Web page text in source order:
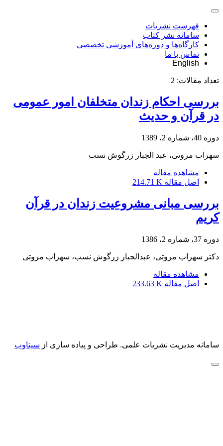
فهرست نشریات
سامانه نشر کتاب
کارگاه‌ها و دوره‌های آموزشی تخصصی
تماس با ما
English
تعداد مقالات: 2
بررسی احکام زندان متخلفان امور عمومی
در قرآن و حدیث
دوره 40، شماره 2، 1389
سهراب مروتی، عبد الجبار زرگوش نسب
مشاهده مقاله
اصل مقاله 214.71 K
بررسی مبانی مشروعیت زندان در قرآن
کریم
دوره 37، شماره 2، 1386
دکتر سهراب مروتی، عبدالجبار زرگوش نسب، سهراب مروتی
مشاهده مقاله
اصل مقاله 233.63 K
سامانه مدیریت نشریات علمی. طراحی و پیاده سازی از سیناوب